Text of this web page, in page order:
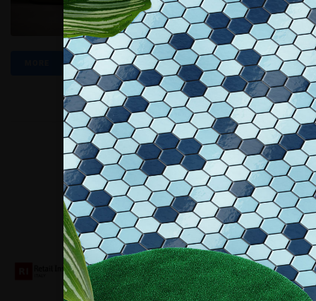
Collaboriamo con